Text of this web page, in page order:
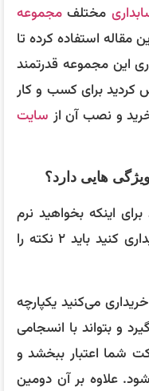
مختلف مجموعه
مقاله استفاده کرده تا
این مجموعه قدرتمند
کردید برای کسب و کار
و نصب آن از سایت
هایی دارد؟
اینکه بخواهید نرم
افزار حسابداری شرکتی خوبی را خریداری کنید باید ۲ نکته را
می‌کنید یکپارچه
و بتواند با انسجامی
اعتبار ببخشد و
علاوه بر آن دومین